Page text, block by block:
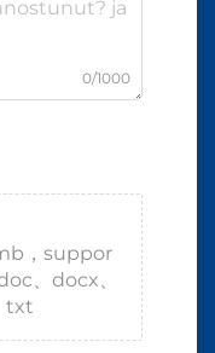
0/1000
，suppor
、docx、
txt